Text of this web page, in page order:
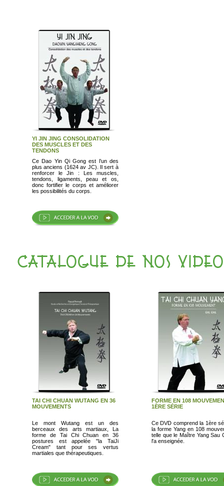
YI JIN JING CONSOLIDATION
DES MUSCLES ET DES
TENDONS
Ce Dao Yin Qi Gong est l’un des
plus anciens (1624 av JC). Il sert à
renforcer le Jin : Les muscles,
tendons, ligaments, peau et os,
donc fortifier le corps et améliorer
les possibilités du corps.
CATALOGUE DE NOS
TAI CHI CHUAN WUTANG EN 36
MOUVEMENTS
Le mont Wutang est un des
berceaux des arts martiaux, La
forme de Tai Chi Chuan en 36
postures est appelée "la TaiJi
Cream" tant pour ses vertus
martiales que thérapeutiques.
FORME EN 108
1ÈRE SÉRIE
Ce DVD comprend la 1ère série de
la forme Yang en 108 mouvements
telle que le Maître Yang Sau
l'a enseignée.